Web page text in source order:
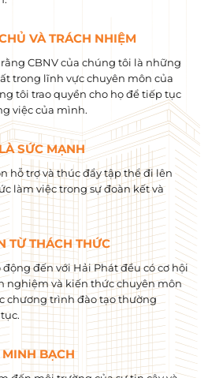
VÀ TRÁCH NHIỆM
CBNV của chúng tôi là những
trong lĩnh vực chuyên môn của
tôi trao quyền cho họ để tiếp tục
việc của mình.
SỨC MẠNH
hỗ trợ và thúc đẩy tập thể đi lên
làm việc trong sự đoàn kết và
TỪ THÁCH THỨC
đến với Hải Phát đều có cơ hội
nghiệm và kiến ​​thức chuyên môn
chương trình đào tạo thường
BẠCH